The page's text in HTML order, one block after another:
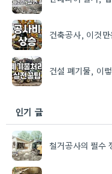
건축공사, 이것
건설 폐기물, 이
인기 글
철거공사의 필수